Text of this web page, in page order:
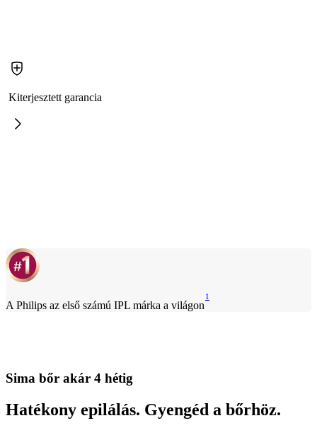
Kiterjesztett garancia
A Philips az első számú IPL márka a világon
1
Sima bőr akár 4 hétig
Hatékony epilálás. Gyengéd a bőrhöz.